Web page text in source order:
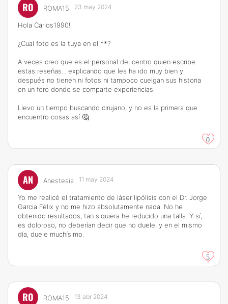
RO ROMA15 23 may 2024
Hola Carlos1990!
¿Cual foto es la tuya en el **?
A veces creo que es el personal del centro quien escribe
estas reseñas... explicando que les ha ido muy bien y
después no tienen ni fotos ni tampoco cuelgan sus historia
en un foro donde se comparte experiencias.
Llevo un tiempo buscando cirujano, y no es la primera que
encuentro cosas así 🤔
0
AN Anestesia 11 may 2024
Yo me realicé el tratamiento de láser lipólisis con el Dr. Jorge
Garcia Félix y no me hizo absolutamente nada. No he
obtenido resultados, tan siquiera he reducido una talla. Y sí,
es doloroso, no deberían decir que no duele, y en el mismo
día, duele muchísimo.
5
RO ROMA15 13 abr 2024